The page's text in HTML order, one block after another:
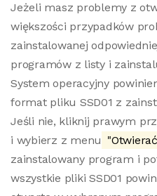
Jeżeli masz problemy z
większości przypadków
zainstalowanej
programów z listy i
System operacyjny
format pliku SSD01 z
Jeśli nie, kliknij prawym
i wybierz z menu
zainstalowany program i
wszystkie pliki SSD01